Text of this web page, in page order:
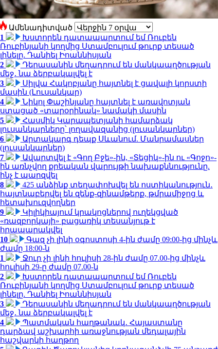
Ամենադիտված
1
Խստորեն դատապարտում եմ Ռուբեն
Ռուբինյանի կողմից Ստամբուլում թուրք տեսած
լինելը. Դանիել Իոաննիսյան
2
Դերասանին մեղադրում են մանկապղծության
մեջ․ նա ձերբակալվել է
3
Սիլվա Հակոբյանը հայտնել է ցավալի կորստի
մասին (Լուսանկար)
4
Նիկոլ Փաշինյանը հայտնել է առավոտյան
ստացած «տարօրինակ» նամակի մասին
5
Հասմիկ Կարապետյանի համարձակ
լուսանկարները՝ լողավազանից (լուսանկարներ)
6
Արտակարգ դեպք Սևանում. Մանրամասներ
(լուսանկարներ)
7
Ավարտվել է «Գող Բջե»-ին, «Տեցիկ»-ին ու «Գոջո»-
ին առնչվող քրեական վարույթի նախաքննությունը.
ինչ է պարզվել
8
425 անձինք տեղափոխվել են ոստիկանություն․
հայտնաբերվել են զենք-զինամթերք, թմրամիջոց և
հետախուզվողներ
9
Կիլիկիայում կրակոցներով ուղեկցված
«ռազբորկայի» բացառիկ տեսանյութ է
հրապարակվել
10
Գազ չի լինի օգոստոսի 4-ին ժամը 09:00-ից մինչև
ժամը 18:00-ն
1
Ջուր չի լինի հուլիսի 28-ին ժամը 07.00-ից մինչև
հուլիսի 29-ը ժամը 07.00-ն
2
Խստորեն դատապարտում եմ Ռուբեն
Ռուբինյանի կողմից Ստամբուլում թուրք տեսած
լինելը. Դանիել Իոաննիսյան
3
Դերասանին մեղադրում են մանկապղծության
մեջ․ նա ձերբակալվել է
4
Պատմական հաղթանակ․ Հայաստանը
դարձավ աշխարհի առաջնության մեդալային
հաշվարկի հաղթող